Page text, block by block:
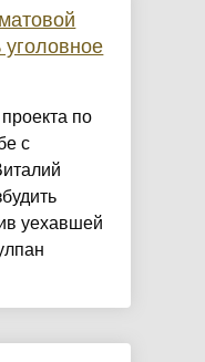
уголовное
по
с
уехавшей